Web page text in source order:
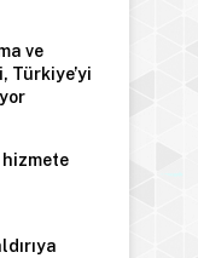
ve
Türkiye’yi
hizmete